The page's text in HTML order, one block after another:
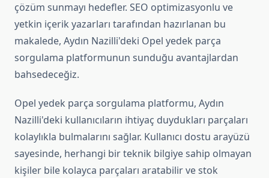
çözüm sunmayı hedefler. SEO optimizasyonlu ve
yetkin içerik yazarları tarafından hazırlanan bu
makalede, Aydın Nazilli'deki Opel yedek parça
sorgulama platformunun sunduğu avantajlardan
bahsedeceğiz.
Opel yedek parça sorgulama platformu, Aydın
Nazilli'deki kullanıcıların ihtiyaç duydukları parçaları
kolaylıkla bulmalarını sağlar. Kullanıcı dostu arayüzü
sayesinde, herhangi bir teknik bilgiye sahip olmayan
kişiler bile kolayca parçaları aratabilir ve stok